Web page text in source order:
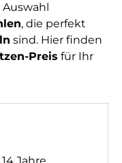
, die perfekt
sind. Hier finden
Preis für Ihr